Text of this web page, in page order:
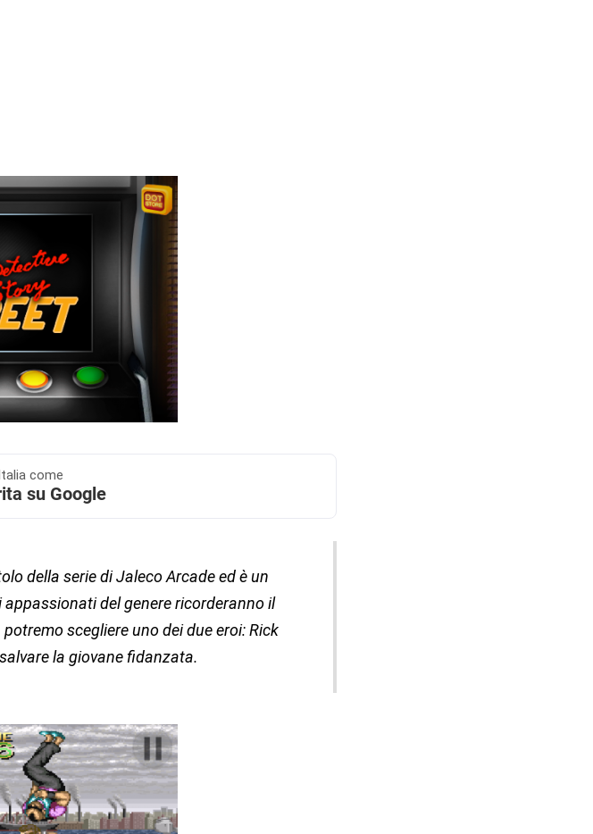
come
su Google
della serie di Jaleco Arcade ed è un
del genere ricorderanno il
scegliere uno dei due eroi: Rick
la giovane fidanzata.